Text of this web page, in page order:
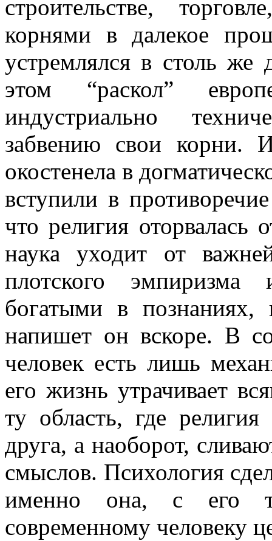
строительстве,
корнями в далекое
устремлялся в столь
этом “раскол”
индустриально
забвению свои корни.
окостенела в
вступили в
что религия оторвалась
наука уходит от
плотского
богатыми в
напишет он вскоре. В
человек есть лишь
его жизнь утрачивает
ту область, где
друга, а наоборот,
смыслов. Психология
именно она, с его
современному человеку